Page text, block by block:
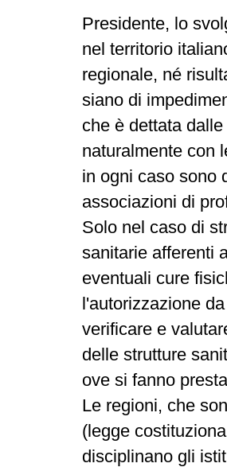
Presidente, lo
nel territorio
regionale, né
siano di
che è dettata
naturalmente con
in ogni caso sono
associazioni di
Solo nel caso di
sanitarie afferenti
eventuali cure
l'autorizzazione
verificare e
delle strutture
ove si fanno
Le regioni, che
(legge
disciplinano gli